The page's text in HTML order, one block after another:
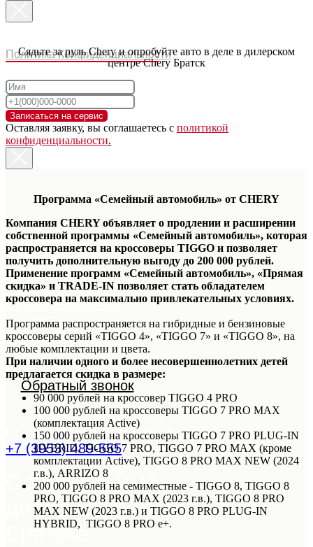
Политика Конфиденциальности
Модельный ряд
Авто в наличии
Trade-In
Кредит
Сервисный центр
Контакты
Обратный звонок
Братск, Коммунальная ул., 11Б
+7 (3953) 489-555
Официальный
дилер CHERY в
Братске
Сядьте за руль Chery и опробуйте авто в деле в дилерском
центре Chery Братск
Записаться на сервис
Оставляя заявку, вы соглашаетесь с политикой
конфиденциальности.
Программа «Семейный автомобиль» от CHERY
Компания CHERY объявляет о продлении и расширении
собственной программы «Семейный автомобиль», которая
распространяется на кроссоверы TIGGO и позволяет
получить дополнительную выгоду до 200 000 рублей.
Применение программ «Семейный автомобиль», «Прямая
скидка» и TRADE-IN позволяет стать обладателем
кроссовера на максимально привлекательных условиях.
Программа распространяется на гибридные и бензиновые
кроссоверы серий «TIGGO 4», «TIGGO 7» и «TIGGO 8», на
любые комплектации и цвета.
При наличии одного и более несовершеннолетних детей
предлагается скидка в размере:
90 000 рублей на кроссовер TIGGO 4 PRO
100 000 рублей на кроссоверы TIGGO 7 PRO MAX
(комплектация Active)
150 000 рублей на кроссоверы TIGGO 7 PRO PLUG-IN
HYBRID, TIGGO 7 PRO, TIGGO 7 PRO MAX (кроме
комплектации Active), TIGGO 8 PRO MAX NEW (2024
г.в.), ARRIZO 8
200 000 рублей на семиместные - TIGGO 8, TIGGO 8
PRO, TIGGO 8 PRO MAX (2023 г.в.), TIGGO 8 PRO
MAX NEW (2023 г.в.) и TIGGO 8 PRO PLUG-IN
HYBRID, TIGGO 8 PRO e+.